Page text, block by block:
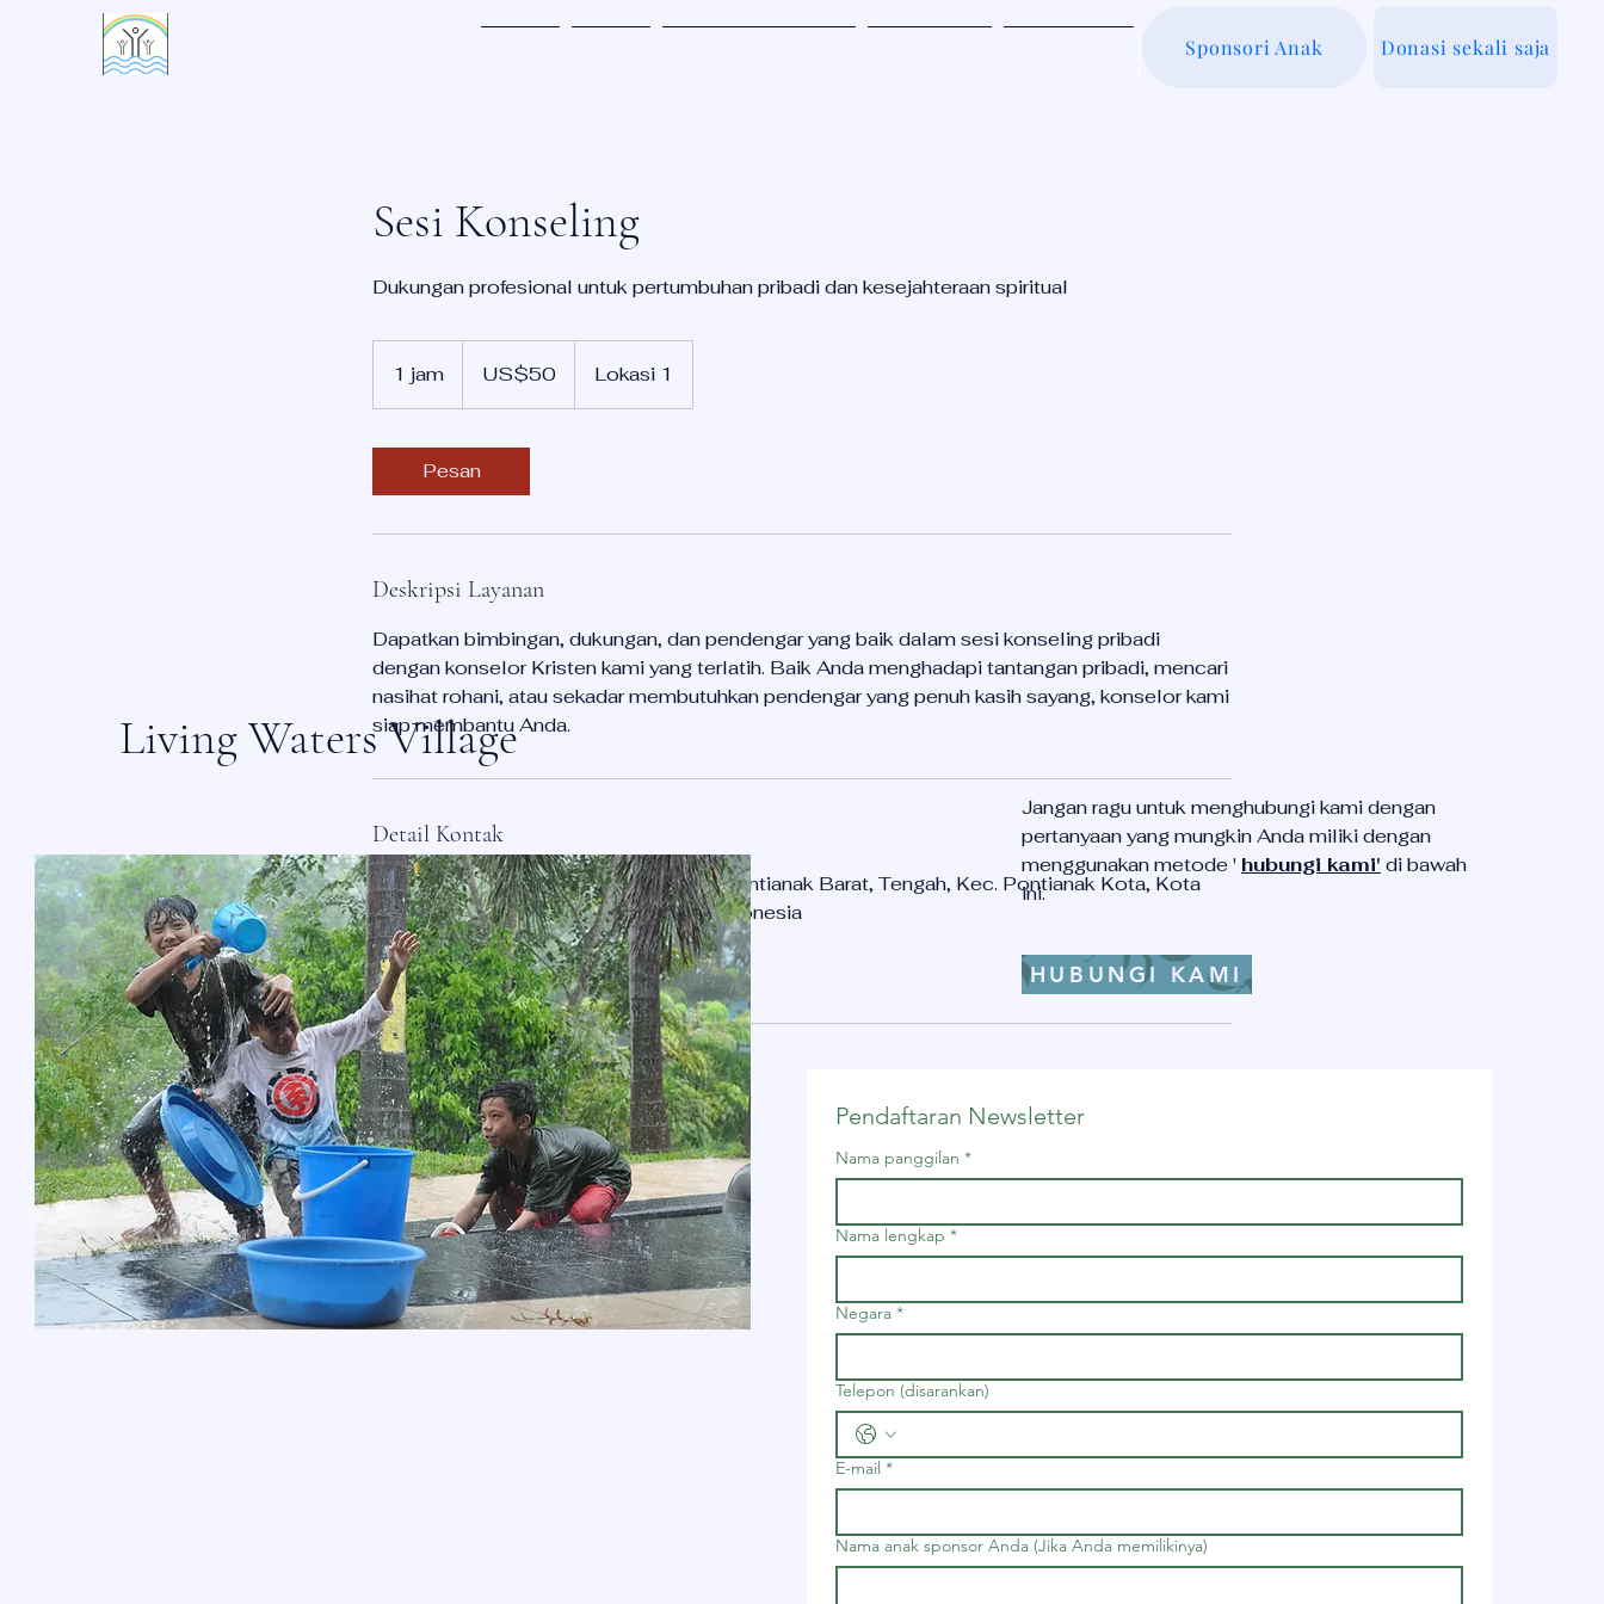
Sponsori Anak Donasi sekali saja
Sesi Konseling
Dukungan profesional untuk pertumbuhan pribadi dan kesejahteraan spiritual
1 jam
j
Amerika
US$50 Lokasi 1
Pesan
Deskripsi Layanan
Dapatkan bimbingan, dukungan, dan pendengar yang baik dalam sesi konseling pribadi
dengan konselor Kristen kami yang terlatih. Baik Anda menghadapi tantangan pribadi, mencari
nasihat rohani, atau sekadar membutuhkan pendengar yang penuh kasih sayang, konselor kami
siap membantu Anda.
Detail Kontak
Jalan Merdeka Barat No. 428 Mariana Pontianak Barat, Tengah, Kec. Pontianak Kota, Kota
Pontianak, Kalimantan Barat 78244, Indonesia
123-456-7890
info@mysite.com
Living Waters Village
Jangan ragu untuk menghubungi kami dengan
pertanyaan yang mungkin Anda miliki dengan
menggunakan metode ' hubungi kami' di bawah
ini.
HUBUNGI KAMI
Pendaftaran Newsletter
Nama panggilan *
Nama lengkap *
Negara *
Telepon (disarankan)
E-mail *
Nama anak sponsor Anda (Jika Anda memilikinya)